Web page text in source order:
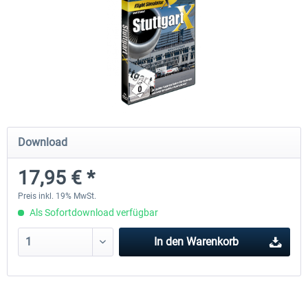
Mega Airport Frankfurt V2.0
29,95 € *
Mega Airport Berlin
Download
17,95 € *
Preis inkl. 19% MwSt.
Als Sofortdownload verfügbar
In den Warenkorb